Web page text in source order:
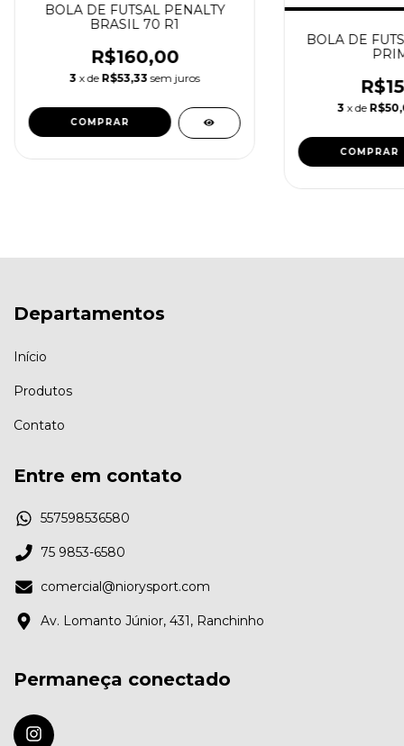
BOLA DE FUTSAL PENALTY
BRASIL 70 R1
R$160,00
3 x de R$53,33 sem juros
BOLA DE
3 x de
Departamentos
Início
Produtos
Contato
Entre em contato
557598536580
75 9853-6580
comercial@niorysport.com
Av. Lomanto Júnior, 431, Ranchinho
Permaneça conectado